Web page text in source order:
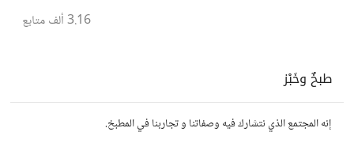
3.16 ألف متابع
طبخٌ وخَبْز
إنه المجتمع الذي نتشارك فيه وصفاتنا و تجاربنا في المطبخ.